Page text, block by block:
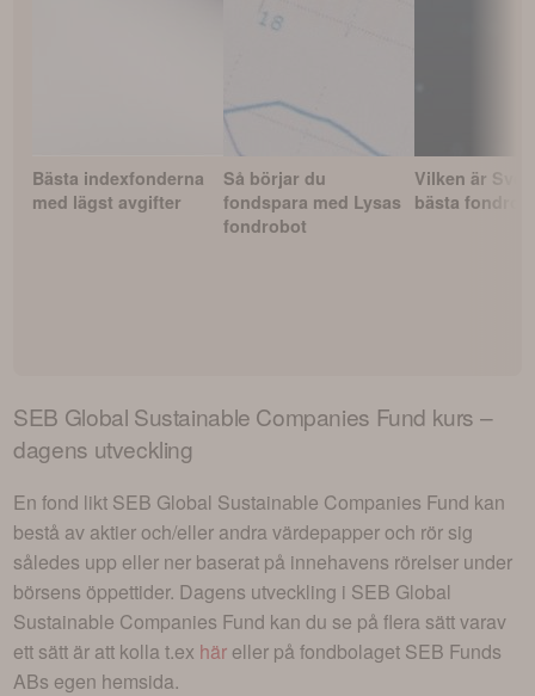
Bästa indexfonderna
med lägst avgifter
Så börjar du
fondspara med Lysas
fondrobot
Vilken är
bästa
SEB Global Sustainable Companies Fund kurs –
dagens utveckling
En fond likt SEB Global Sustainable Companies Fund kan
bestå av aktier och/eller andra värdepapper och rör sig
således upp eller ner baserat på innehavens rörelser under
börsens öppettider. Dagens utveckling i SEB Global
Sustainable Companies Fund kan du se på flera sätt varav
ett sätt är att kolla t.ex här eller på fondbolaget SEB Funds
ABs egen hemsida.